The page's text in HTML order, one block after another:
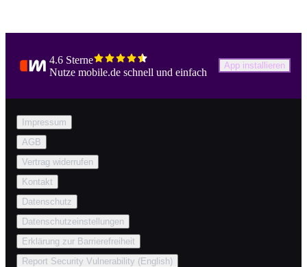
4.6 Sterne
Nutze mobile.de schnell und einfach
App installieren
Impressum
AGB
Vertrag widerrufen
Kontakt
Datenschutz
Datenschutzeinstellungen
Erklärung zur Barrierefreiheit
Report Security Vulnerability (English)